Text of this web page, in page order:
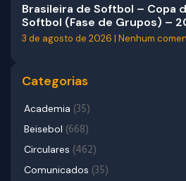
Brasileira de Softbol – Copa
Softbol (Fase de Grupos) –
3 de agosto de 2026 Nenhum
Categorias
Academia (35)
Beisebol (668)
Circulares (462)
Comunicados (35)